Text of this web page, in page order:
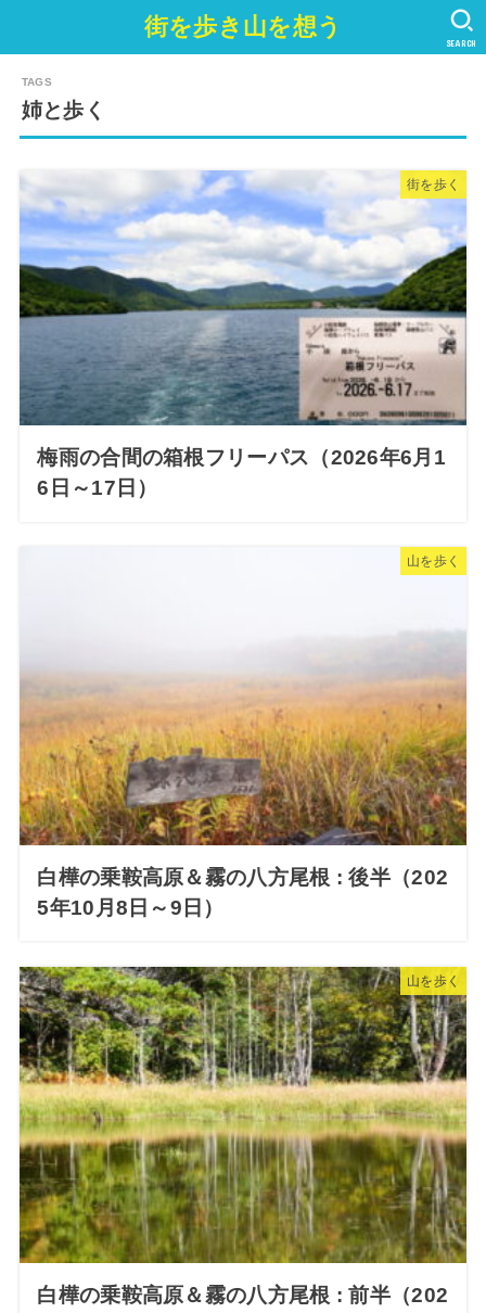
街を歩き山を想う
SEARCH
姉と歩く
街を歩く
梅雨の合間の箱根フリーパス（2026年6月1
6日～17日）
山を歩く
白樺の乗鞍高原＆霧の八方尾根 : 後半（202
5年10月8日～9日）
山を歩く
白樺の乗鞍高原＆霧の八方尾根 : 前半（202